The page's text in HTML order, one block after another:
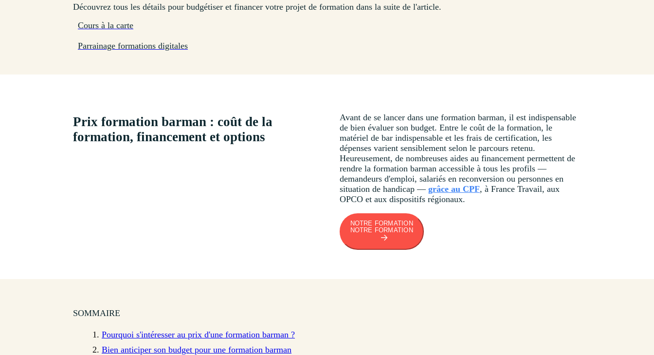
Cours à la carte
Parrainage formations digitales
Découvrez tous les détails pour budgétiser et financer votre projet de formation dans la suite de l'article.
Prix formation barman : coût de la
formation, financement et options
Avant de se lancer dans une formation barman, il est indispensable
de bien évaluer son budget. Entre le coût de la formation, le
matériel de bar indispensable et les frais de certification, les
dépenses varient sensiblement selon le parcours retenu.
Heureusement, de nombreuses aides au financement permettent de
rendre la formation barman accessible à tous les profils —
demandeurs d'emploi, salariés en reconversion ou personnes en
situation de handicap — grâce au CPF, à France Travail, aux
OPCO et aux dispositifs régionaux.
NOTRE FORMATION
NOTRE FORMATION
SOMMAIRE
Pourquoi s'intéresser au prix d'une formation barman ?
Bien anticiper son budget pour une formation barman